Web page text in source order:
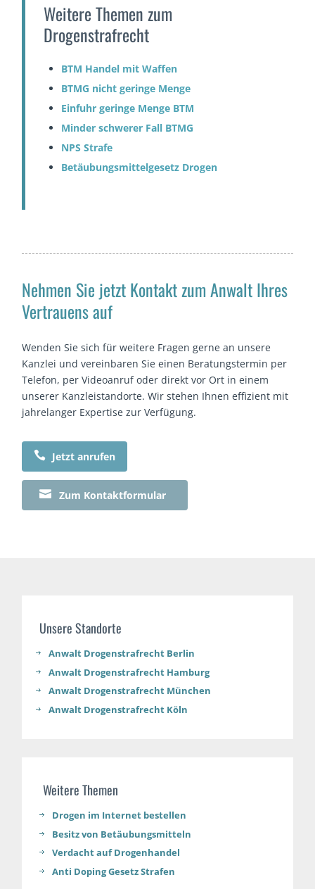
Weitere Themen zum
Drogenstrafrecht
BTM Handel mit Waffen
BTMG nicht geringe Menge
Einfuhr geringe Menge BTM
Minder schwerer Fall BTMG
NPS Strafe
Betäubungsmittelgesetz Drogen
Nehmen Sie jetzt Kontakt zum Anwalt Ihres
Vertrauens auf
Wenden Sie sich für weitere Fragen gerne an unsere
Kanzlei und vereinbaren Sie einen Beratungstermin per
Telefon, per Videoanruf oder direkt vor Ort in einem
unserer Kanzleistandorte. Wir stehen Ihnen effizient mit
jahrelanger Expertise zur Verfügung.
 Jetzt anrufen
 Zum Kontaktformular
Unsere Standorte
Anwalt Drogenstrafrecht Berlin
Anwalt Drogenstrafrecht Hamburg
Anwalt Drogenstrafrecht München
Anwalt Drogenstrafrecht Köln
Weitere Themen
Drogen im Internet bestellen
Besitz von Betäubungsmitteln
Verdacht auf Drogenhandel
Anti Doping Gesetz Strafen